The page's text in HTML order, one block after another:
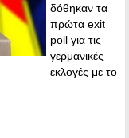
δόθηκαν τα
πρώτα exit
poll για τις
γερμανικές
εκλογές με το